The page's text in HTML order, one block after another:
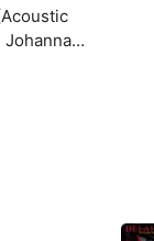
Johanna